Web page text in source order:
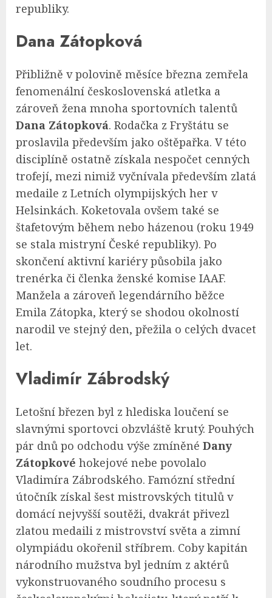
republiky.
Dana Zátopková
Přibližně v polovině měsíce března zemřela
fenomenální československá atletka a
zároveň žena mnoha sportovních talentů
Dana Zátopková. Rodačka z Fryštátu se
proslavila především jako oštěpařka. V této
disciplíně ostatně získala nespočet cenných
trofejí, mezi nimiž vyčnívala především zlatá
medaile z Letních olympijských her v
Helsinkách. Koketovala ovšem také se
štafetovým během nebo házenou (roku 1949
se stala mistryní České republiky). Po
skončení aktivní kariéry působila jako
trenérka či členka ženské komise IAAF.
Manžela a zároveň legendárního běžce
Emila Zátopka, který se shodou okolností
narodil ve stejný den, přežila o celých dvacet
let.
Vladimír Zábrodský
Letošní březen byl z hlediska loučení se
slavnými sportovci obzvláště krutý. Pouhých
pár dnů po odchodu výše zmíněné Dany
Zátopkové hokejové nebe povolalo
Vladimíra Zábrodského. Famózní střední
útočník získal šest mistrovských titulů v
domácí nejvyšší soutěži, dvakrát přivezl
zlatou medaili z mistrovství světa a zimní
olympiádu okořenil stříbrem. Coby kapitán
národního mužstva byl jedním z aktérů
vykonstruovaného soudního procesu s